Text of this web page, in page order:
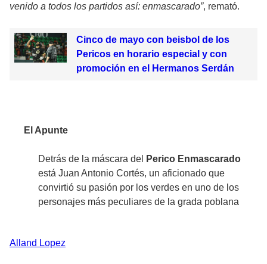
venido a todos los partidos así: enmascarado”, remató.
Cinco de mayo con beisbol de los
Pericos en horario especial y con
promoción en el Hermanos Serdán
El Apunte
Detrás de la máscara del
Perico Enmascarado
está Juan Antonio Cortés, un aficionado que
convirtió su pasión por los verdes en uno de los
personajes más peculiares de la grada poblana
Alland Lopez